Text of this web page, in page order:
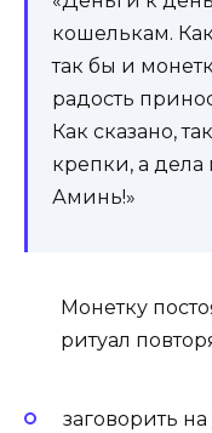
кошелькам.
так бы и
радость
Как сказано,
крепки, а дела
Аминь!»
Монетку
ритуал
заговорить